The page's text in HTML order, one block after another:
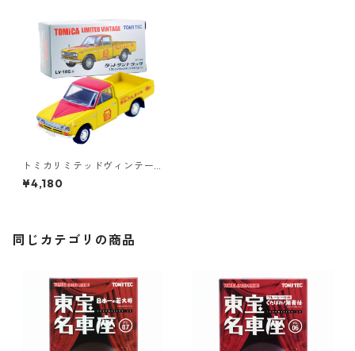
トミカリミテッドヴィンテー
ジ LV-195a ダットサントラッ
ク 1300デラックス ブリヂス
¥4,180
同じカテゴリの商品